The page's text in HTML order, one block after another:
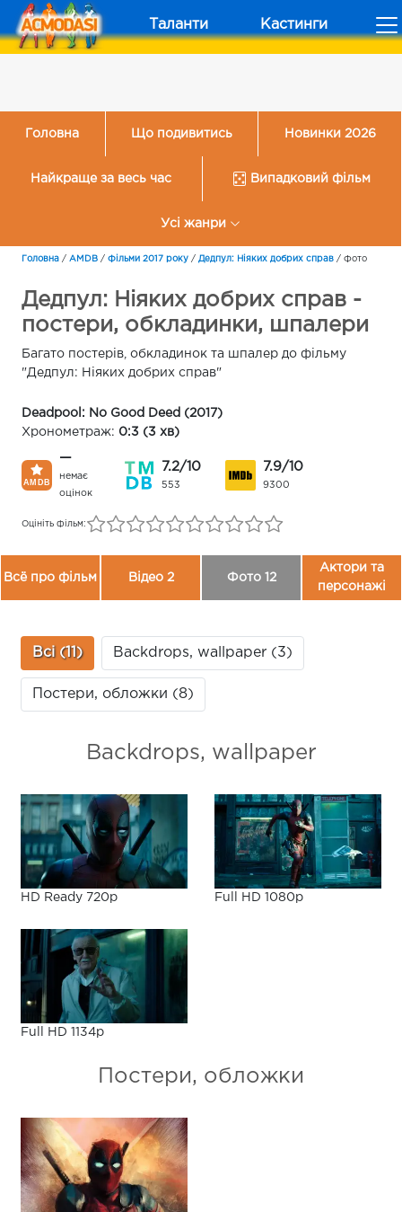
Таланти Кастинги
Головна Що подивитись Новинки 2026
Найкраще за весь час Випадковий фільм
Усі жанри
Головна / AMDB / Фільми 2017 року / Дедпул: Ніяких добрих справ / Фото
Дедпул: Ніяких добрих справ -
постери, обкладинки, шпалери
Багато постерів, обкладинок та шпалер до фільму
"Дедпул: Ніяких добрих справ"
Deadpool: No Good Deed (2017)
Хронометраж: 0:3 (3 хв)
—
немає
оцінок
7.2/10
553
7.9/10
9300
Оцініть фільм:
Всё про фільм Відео 2 Фото 12
Актори та
персонажі
Всі (11) Backdrops, wallpaper (3)
Постери, обложки (8)
Backdrops, wallpaper
HD Ready 720p Full HD 1080p
Full HD 1134p
Постери, обложки